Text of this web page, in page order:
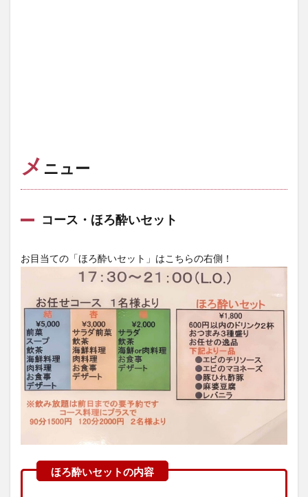
メ ニュー
コース・ほろ酔いセット
お目当ての「ほろ酔いセット」はこちらの右側！